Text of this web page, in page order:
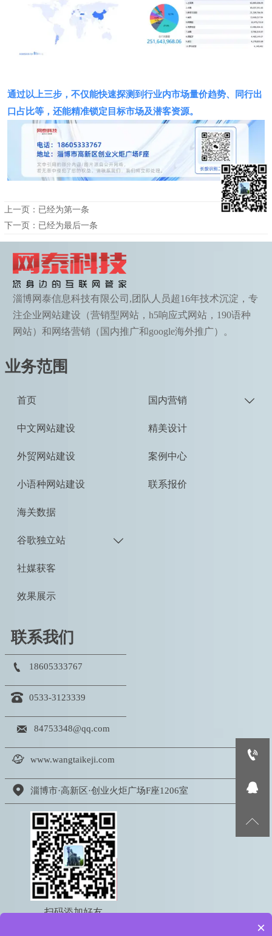
通过以上三步，不仅能快速探测到行业内市场量价趋势、同行出
口占比等，还能精准锁定目标市场及潜客资源。
上一页：已经为第一条
下一页：已经为最后一条
淄博网泰信息科技有限公司,团队人员超16年技术沉淀，专
注企业网站建设（营销型网站，h5响应式网站，190语种
网站）和网络营销（国内推广和google海外推广）。
业务范围
首页
中文网站建设
外贸网站建设
小语种网站建设
海关数据
谷歌独立站 
社媒获客
效果展示
国内营销 
精美设计
案例中心
联系报价
联系我们
 18605333767
 0533-3123339
 84753348@qq.com
 www.wangtaikeji.com
 淄博市·高新区·创业火炬广场F座1206室
扫码添加好友



×